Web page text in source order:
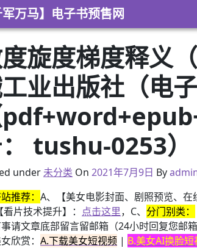
军万马】电子书预售网
旋度梯度释义
业出版社（电
tushu-0253）
under未分类 On 2021年2月28日
2021年7月9日 By
推荐： A、【美女电影封面、剧照预览、在
看片技术提升】： 点击这里，C、 分门别类：
请文章底部留言留邮箱（24小时回复您邮箱
欣赏： A.下载美女短视频 | B.美女AI换脸短